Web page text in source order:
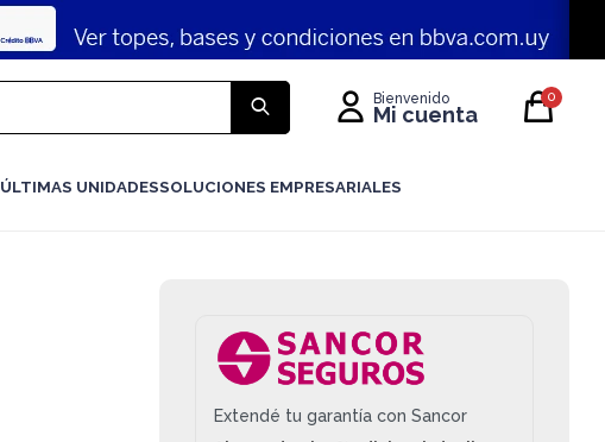
ÚLTIMAS UNIDADESSOLUCIONES EMPRESARIALES
0
Extendé tu garantía con Sancor